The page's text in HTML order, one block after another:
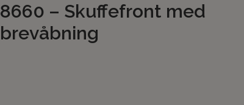
8660 – Skuffefront med
brevåbning